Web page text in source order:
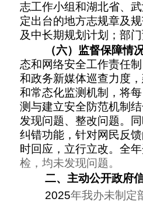
志工作小组和湖北省、
定出台的地方志规章及
及中长期规划计划；部
（六）监督保障情况
态和网络安全工作责任
和政务新媒体巡查力度
和常态化监测机制，将
测与建立安全防范机制
发现问题、整改问题。
纠错功能，针对网民反
时回应，立行立改。全
检，均未发现问题。
二、主动公开政府
2025年我办未制定